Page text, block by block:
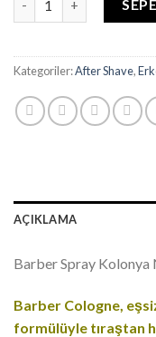
Kategoriler:After Shave,
AÇIKLAMA
Barber Spray Kolonya
Barber Cologne,
formülüyle tıraştan